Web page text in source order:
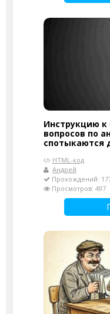
Инструкцию к
вопросов по
спотыкаются
HTML-код
Андрей
Прохождений:
Просмотров: 497